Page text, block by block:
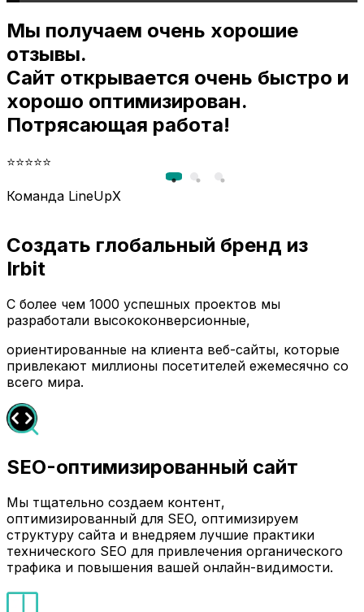
Мы получаем очень хорошие
отзывы.
Сайт открывается очень быстро и
хорошо оптимизирован.
Потрясающая работа!
⭐⭐⭐⭐⭐
Команда LineUpX
Создать глобальный бренд из
Irbit
С более чем 1000 успешных проектов мы
разработали высококонверсионные,
ориентированные на клиента веб-сайты, которые
привлекают миллионы посетителей ежемесячно со
всего мира.
SEO-оптимизированный сайт
Мы тщательно создаем контент,
оптимизированный для SEO, оптимизируем
структуру сайта и внедряем лучшие практики
технического SEO для привлечения органического
трафика и повышения вашей онлайн-видимости.